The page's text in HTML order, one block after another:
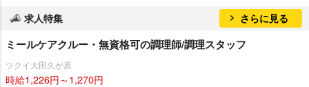
求人特集 さらに見る
ミールケアクルー・無資格可の調理師/調理スタッフ
ツクイ大田久が原
時給1,226円～1,270円